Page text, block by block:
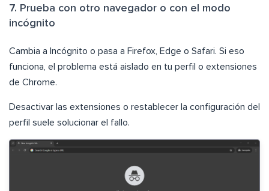
7. Prueba con otro navegador o con el modo
incógnito
Cambia a Incógnito o pasa a Firefox, Edge o Safari. Si eso
funciona, el problema está aislado en tu perfil o extensiones
de Chrome.
Desactivar las extensiones o restablecer la configuración del
perfil suele solucionar el fallo.